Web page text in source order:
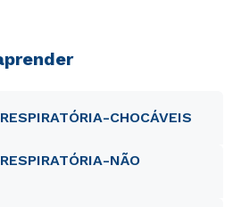
CHOCÁVEIS
NÃO